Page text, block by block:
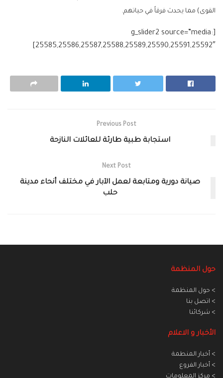
القوى) مما يحدث فرقاً في حياتهم.
[g_slider2 source=”media:
25585,25586,25587,25588,25589,25590,25591,25592″]
Previous Post
استجابة طبية طارئة للعائلات النازحة
Next Post
صيانة دورية ومتابعة لعمل الآبار في مختلف أنحاء مدينة
حلب
حول المنظمة
> حول المنظمة
> اتصل بنا
> شركائنا
الأخبار و الاعلام
> أخبار المنطمة
> أخبار الفروع
> مركز المعلومات